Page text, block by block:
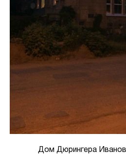
Дом Дюрингера